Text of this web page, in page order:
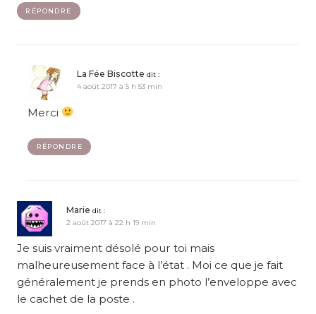
RÉPONDRE
La Fée Biscotte dit :
4 août 2017 à 5 h 53 min
Merci
RÉPONDRE
Marie dit :
2 août 2017 à 22 h 19 min
Je suis vraiment désolé pour toi mais
malheureusement face à l’état . Moi ce que je fait
généralement je prends en photo l’enveloppe avec
le cachet de la poste .